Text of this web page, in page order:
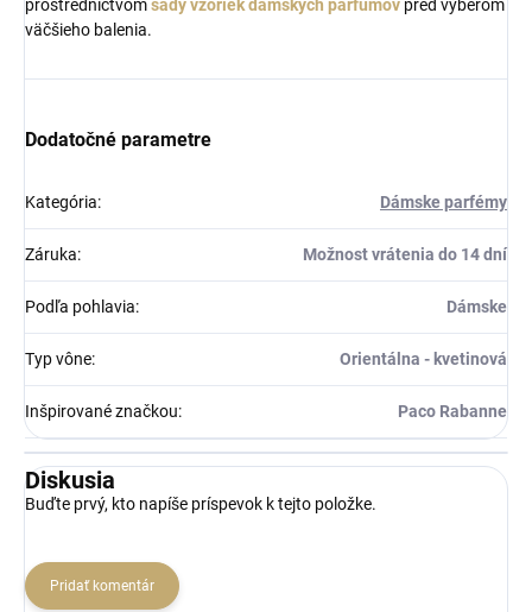
prostredníctvomsady vzoriek dámskych parfumov pred výberom
väčšieho balenia.
Dodatočné parametre
Kategória: Dámske parfémy
Záruka: Možnost vrátenia do 14 dní
Podľa pohlavia: Dámske
Typ vône: Orientálna - kvetinová
Inšpirované značkou: Paco Rabanne
Diskusia
Buďte prvý, kto napíše príspevok k tejto položke.
Pridať komentár